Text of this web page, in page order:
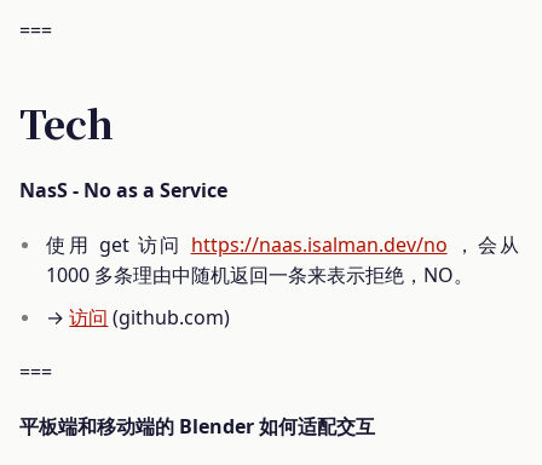
===
Tech
NasS - No as a Service
使用 get 访问 https://naas.isalman.dev/no ，会从
1000 多条理由中随机返回一条来表示拒绝，NO。
→访问 (github.com)
===
平板端和移动端的 Blender 如何适配交互